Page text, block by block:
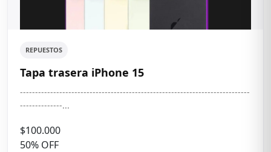
REPUESTOS
Tapa trasera iPhone 15
----------------------------------------------------------------------------
--------------...
$100.000
50% OFF